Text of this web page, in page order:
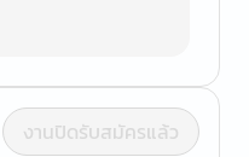
งานปิดรับสมัครแล้ว